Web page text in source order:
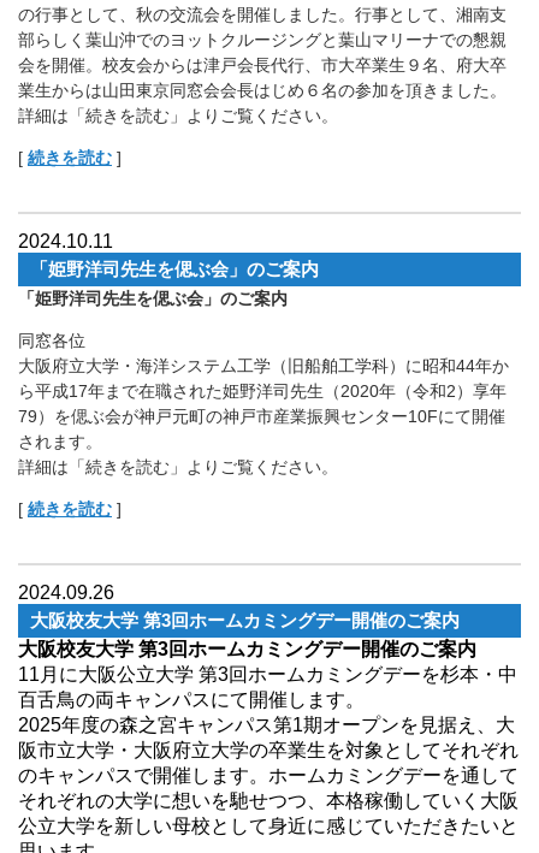
の行事として、秋の交流会を開催しました。行事として、湘南支
部らしく葉山沖でのヨットクルージングと葉山マリーナでの懇親
会を開催。校友会からは津戸会長代行、市大卒業生９名、府大卒
業生からは山田東京同窓会会長はじめ６名の参加を頂きました。
詳細は「続きを読む」よりご覧ください。
[ 続きを読む ]
2024.10.11
「姫野洋司先生を偲ぶ会」のご案内
「姫野洋司先生を偲ぶ会」のご案内
同窓各位
大阪府立大学・海洋システム工学（旧船舶工学科）に昭和44年か
ら平成17年まで在職された姫野洋司先生（2020年（令和2）享年
79）を偲ぶ会が神戸元町の神戸市産業振興センター10Fにて開催
されます。
詳細は「続きを読む」よりご覧ください。
[ 続きを読む ]
2024.09.26
大阪校友大学 第3回ホームカミングデー開催のご案内
大阪校友大学 第3回ホームカミングデー開催のご案内
11月に大阪公立大学 第3回ホームカミングデーを杉本・中
百舌鳥の両キャンパスにて開催します。
2025年度の森之宮キャンパス第1期オープンを見据え、大
阪市立大学・大阪府立大学の卒業生を対象としてそれぞれ
のキャンパスで開催します。ホームカミングデーを通して
それぞれの大学に想いを馳せつつ、本格稼働していく大阪
公立大学を新しい母校として身近に感じていただきたいと